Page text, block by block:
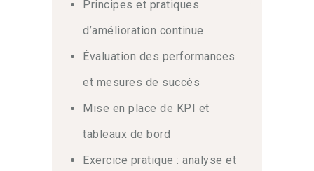
Principes et pratiques
d’amélioration continue
Évaluation des performances
et mesures de succès
Mise en place de KPI et
tableaux de bord
Exercice pratique : analyse et